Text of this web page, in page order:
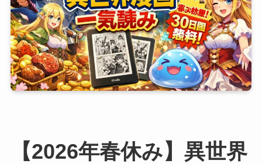
【2026年春休み】異世界